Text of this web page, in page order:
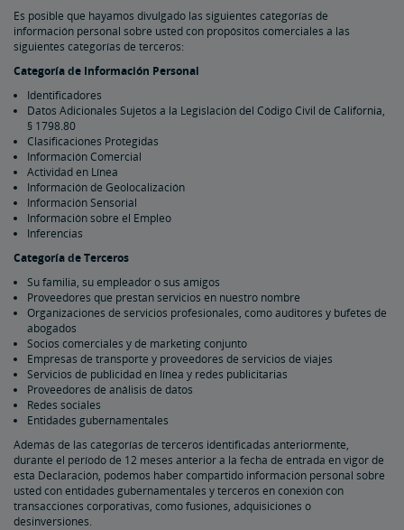
Es posible que hayamos divulgado las siguientes categorías de
información personal sobre usted con propósitos comerciales a las
siguientes categorías de terceros:
Categoría de Información Personal
Identificadores
Datos Adicionales Sujetos a la Legislación del Código Civil de California,
§ 1798.80
Clasificaciones Protegidas
Información Comercial
Actividad en Línea
Información de Geolocalización
Información Sensorial
Información sobre el Empleo
Inferencias
Categoría de Terceros
Su familia, su empleador o sus amigos
Proveedores que prestan servicios en nuestro nombre
Organizaciones de servicios profesionales, como auditores y bufetes de
abogados
Socios comerciales y de marketing conjunto
Empresas de transporte y proveedores de servicios de viajes
Servicios de publicidad en línea y redes publicitarias
Proveedores de análisis de datos
Redes sociales
Entidades gubernamentales
Además de las categorías de terceros identificadas anteriormente,
durante el período de 12 meses anterior a la fecha de entrada en vigor de
esta Declaración, podemos haber compartido información personal sobre
usted con entidades gubernamentales y terceros en conexión con
transacciones corporativas, como fusiones, adquisiciones o
desinversiones.